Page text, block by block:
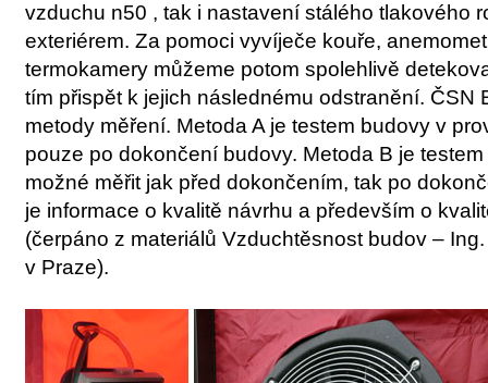
vzduchu n50 , tak i nastavení stálého tlakového
exteriérem. Za pomoci vyvíječe kouře,
termokamery můžeme potom spolehlivě
tím přispět k jejich následnému odstranění. ČSN
metody měření. Metoda A je testem budovy v
pouze po dokončení budovy. Metoda B je
možné měřit jak před dokončením, tak po
je informace o kvalitě návrhu a především o
(čerpáno z materiálů Vzduchtěsnost budov –
v Praze).